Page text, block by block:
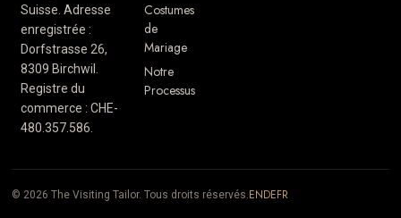
Suisse. Adresse
enregistrée :
Dorfstrasse 26,
8309 Birchwil.
Registre du
commerce : CHE-
480.357.586.
Costumes
de
Mariage
Notre
Processus
© 2026 The Visiting Tailor. Tous droits réservés.ENDEFR